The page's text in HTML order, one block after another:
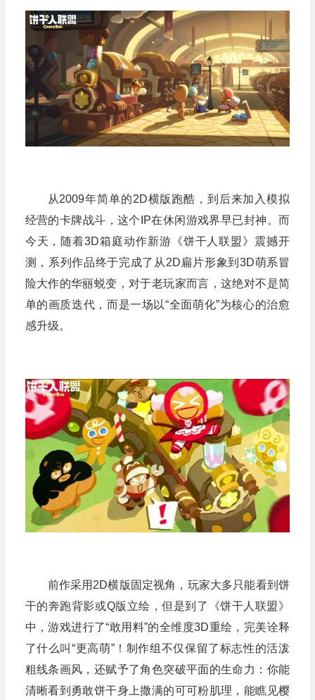
从2009年简单的2D横版跑酷，到后来加入模拟
经营的卡牌战斗，这个IP在休闲游戏界早已封神。而
今天，随着3D箱庭动作新游《饼干人联盟》震撼开
测，系列作品终于完成了从2D扁片形象到3D萌系冒
险大作的华丽蜕变，对于老玩家而言，这绝对不是简
单的画质迭代，而是一场以“全面萌化”为核心的治愈
感升级。
前作采用2D横版固定视角，玩家大多只能看到饼
干的奔跑背影或Q版立绘，但是到了《饼干人联盟》
中，游戏进行了“敢用料”的全维度3D重绘，完美诠释
了什么叫“更高萌”！制作组不仅保留了标志性的活泼
粗线条画风，还赋予了角色突破平面的生命力：你能
清晰看到勇敢饼干身上撒满的可可粉肌理，能瞧见樱